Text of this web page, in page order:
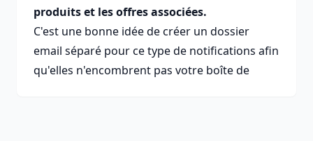
produits et les offres associées.
C'est une bonne idée de créer un dossier
email séparé pour ce type de notifications afin
qu'elles n'encombrent pas votre boîte de